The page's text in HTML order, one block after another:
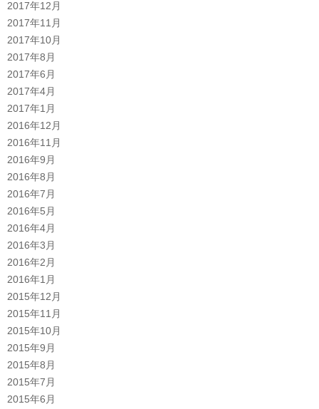
2017年12月
2017年11月
2017年10月
2017年8月
2017年6月
2017年4月
2017年1月
2016年12月
2016年11月
2016年9月
2016年8月
2016年7月
2016年5月
2016年4月
2016年3月
2016年2月
2016年1月
2015年12月
2015年11月
2015年10月
2015年9月
2015年8月
2015年7月
2015年6月